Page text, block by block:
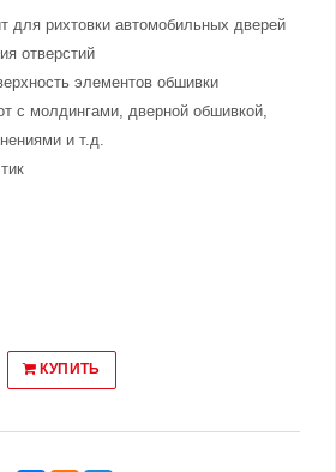
для рихтовки автомобильных дверей
отверстий
элементов обшивки
с молдингами, дверной обшивкой,
и т.д.
КУПИТЬ